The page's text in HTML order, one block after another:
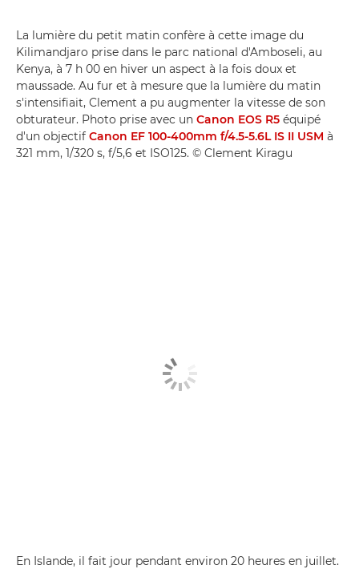
La lumière du petit matin confère à cette image du
Kilimandjaro prise dans le parc national d'Amboseli, au
Kenya, à 7 h 00 en hiver un aspect à la fois doux et
maussade. Au fur et à mesure que la lumière du matin
s'intensifiait, Clement a pu augmenter la vitesse de son
obturateur. Photo prise avec un Canon EOS R5 équipé
d'un objectif Canon EF 100-400mm f/4.5-5.6L IS II USM à
321 mm, 1/320 s, f/5,6 et ISO125. © Clement Kiragu
En Islande, il fait jour pendant environ 20 heures en juillet.